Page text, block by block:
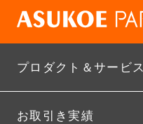
プロダクト＆サービス
お取引き実績